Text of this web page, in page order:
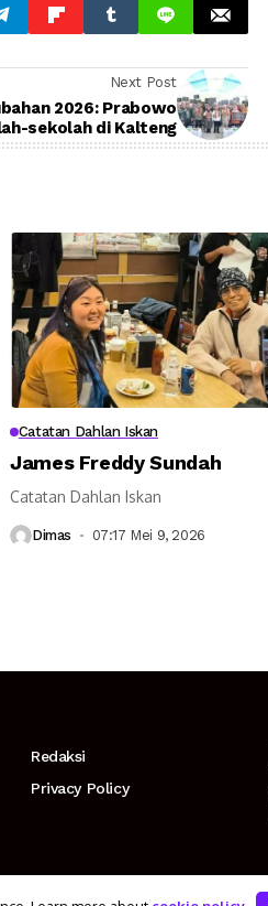
Next Post
2026: Prabowo
sekolah di Kalteng
Catatan Dahlan Iskan
James Freddy Sundah
Catatan Dahlan Iskan
Dimas 07:17 Mei 9, 2026
Redaksi
Privacy Policy